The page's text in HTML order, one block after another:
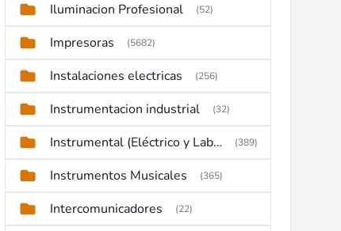
Iluminacion Profesional (52)
Impresoras (5682)
Instalaciones electricas (256)
Instrumentacion industrial (32)
Instrumental (Eléctrico y Laboratorio) (389)
Instrumentos Musicales (365)
Intercomunicadores (22)